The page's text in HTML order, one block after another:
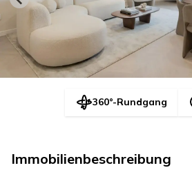
360°-Rundgang
Immobilienbeschreibung